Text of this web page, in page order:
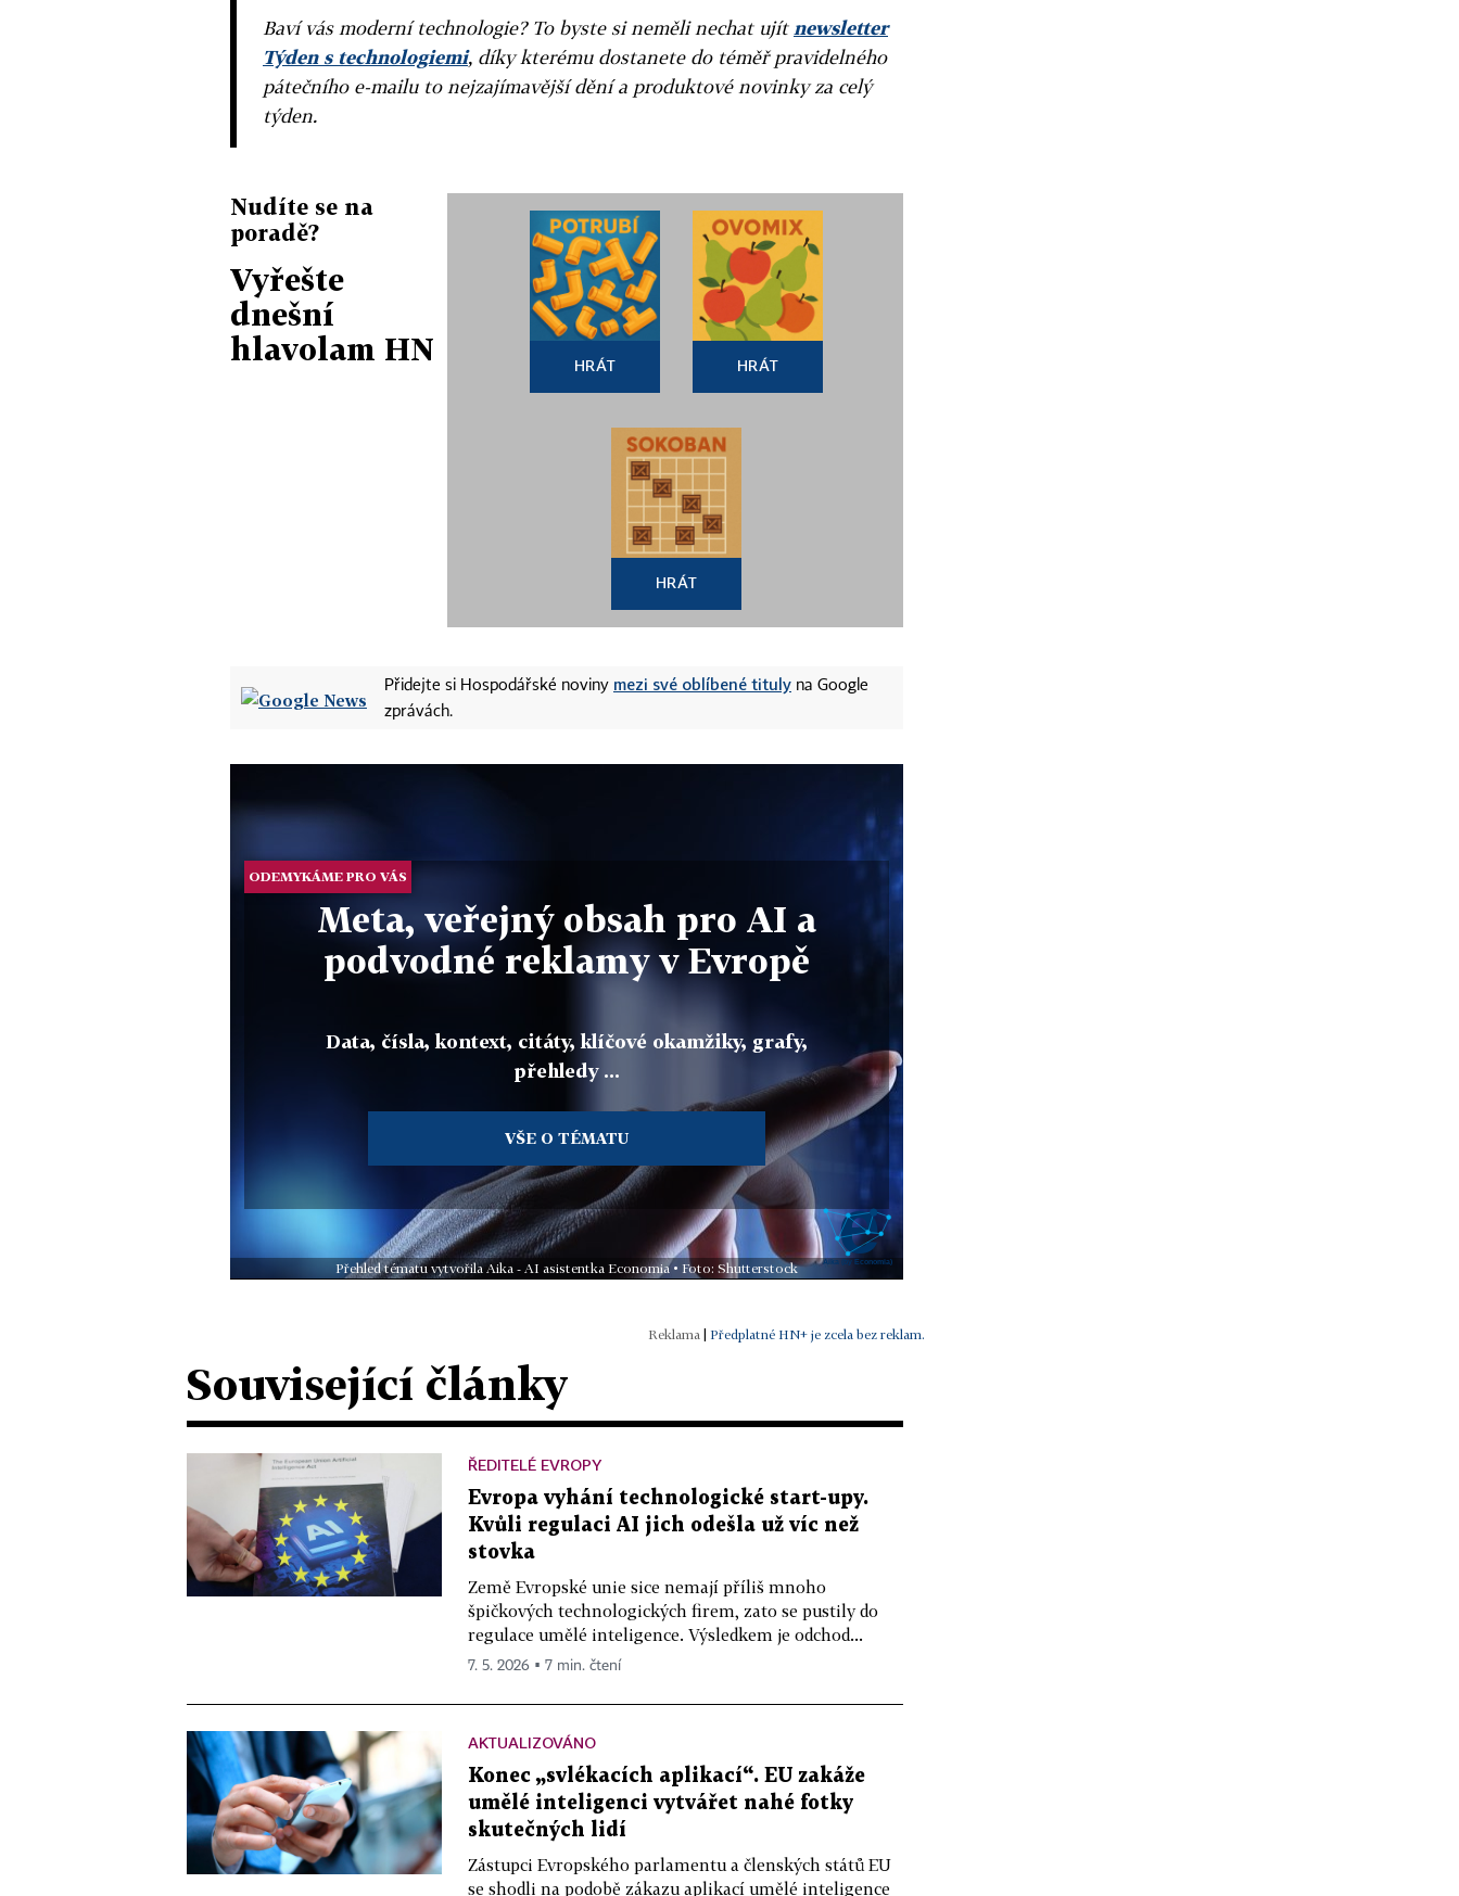
Baví vás moderní technologie? To byste si neměli nechat ujít newsletter
Týden s technologiemi, díky kterému dostanete do téměř pravidelného
pátečního e-mailu to nejzajímavější dění a produktové novinky za celý
týden.
Nudíte se na
poradě?
Vyřešte
dnešní
hlavolam HN
HRÁT HRÁT
HRÁT
Přidejte si Hospodářské noviny mezi své oblíbené tituly na Google
zprávách.
ODEMYKÁME PRO VÁS
Meta, veřejný obsah pro AI a
podvodné reklamy v Evropě
Data, čísla, kontext, citáty, klíčové okamžiky, grafy,
přehledy ...
VŠE O TÉMATU
Přehled tématu vytvořila Aika - AI asistentka Economia • Foto: Shutterstock
Předplatné HN+ je zcela bez reklam.
Související články
ŘEDITELÉ EVROPY
Evropa vyhání technologické start-upy.
Kvůli regulaci AI jich odešla už víc než
stovka
Země Evropské unie sice nemají příliš mnoho
špičkových technologických firem, zato se pustily do
regulace umělé inteligence. Výsledkem je odchod...
7. 5. 2026 ▪ 7 min. čtení
AKTUALIZOVÁNO
Konec „svlékacích aplikací“. EU zakáže
umělé inteligenci vytvářet nahé fotky
skutečných lidí
Zástupci Evropského parlamentu a členských států EU
se shodli na podobě zákazu aplikací umělé inteligence